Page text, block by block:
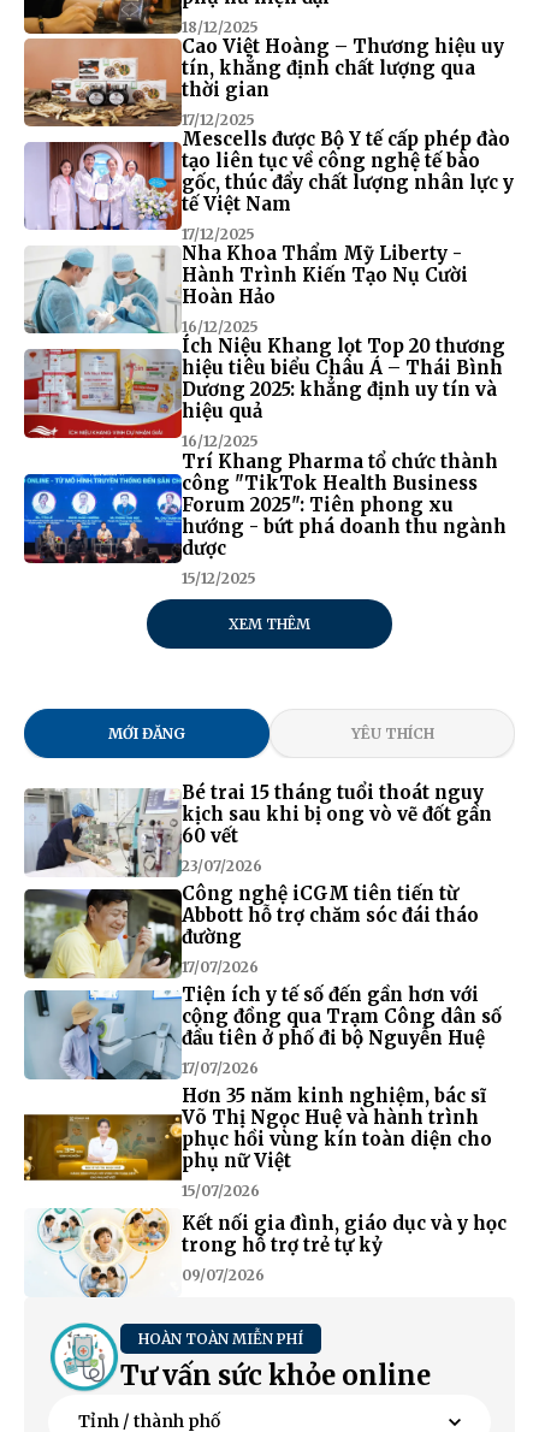
18/12/2025
Cao Việt Hoàng – Thương hiệu uy
tín, khẳng định chất lượng qua
thời gian
17/12/2025
Mescells được Bộ Y tế cấp phép đào
tạo liên tục về công nghệ tế bào
gốc, thúc đẩy chất lượng nhân lực y
tế Việt Nam
17/12/2025
Nha Khoa Thẩm Mỹ Liberty -
Hành Trình Kiến Tạo Nụ Cười
Hoàn Hảo
16/12/2025
Ích Niệu Khang lọt Top 20 thương
hiệu tiêu biểu Châu Á – Thái Bình
Dương 2025: khẳng định uy tín và
hiệu quả
16/12/2025
Trí Khang Pharma tổ chức thành
công "TikTok Health Business
Forum 2025": Tiên phong xu
hướng - bứt phá doanh thu ngành
dược
15/12/2025
XEM THÊM
MỚI ĐĂNG YÊU THÍCH
Bé trai 15 tháng tuổi thoát nguy
kịch sau khi bị ong vò vẽ đốt gần
60 vết
23/07/2026
Công nghệ iCGM tiên tiến từ
Abbott hỗ trợ chăm sóc đái tháo
đường
17/07/2026
Tiện ích y tế số đến gần hơn với
cộng đồng qua Trạm Công dân số
đầu tiên ở phố đi bộ Nguyễn Huệ
17/07/2026
Hơn 35 năm kinh nghiệm, bác sĩ
Võ Thị Ngọc Huệ và hành trình
phục hồi vùng kín toàn diện cho
phụ nữ Việt
15/07/2026
Kết nối gia đình, giáo dục và y học
trong hỗ trợ trẻ tự kỷ
09/07/2026
HOÀN TOÀN MIỄN PHÍ
Tư vấn sức khỏe online